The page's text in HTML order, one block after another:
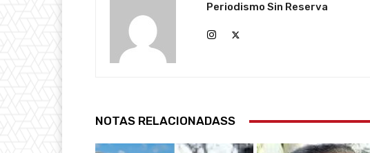
Periodismo Sin Reserva
NOTAS RELACIONADASS